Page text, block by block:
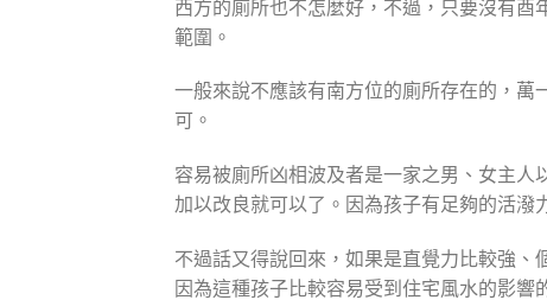
西方的廁所也不怎麼好，不過，只要沒有
範圍。
一般來說不應該有南方位的廁所存在的，
可。
容易被廁所凶相波及者是一家之男、女主
加以改良就可以了。因為孩子有足夠的活潑
不過話又得說回來，如果是直覺力比較強、
因為這種孩子比較容易受到住宅風水的影響